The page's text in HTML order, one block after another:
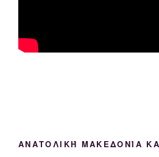
ΑΝΑΤΟΛΙΚΉ ΜΑΚΕΔΟΝΊΑ